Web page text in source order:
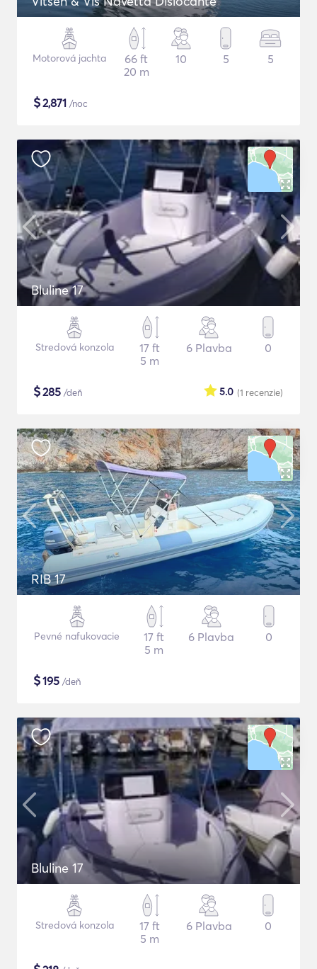
Motorová jachta
66 ft
20 m
10 5 5
$2,871 /noc
Bluline 17
Stredová konzola
17 ft
5 m
6 Plavba 0
$285 /deň (1 recenzie)
5.0
RIB 17
Pevné nafukovacie
17 ft
5 m
6 Plavba 0
$195 /deň
Bluline 17
Stredová konzola
17 ft
5 m
6 Plavba 0